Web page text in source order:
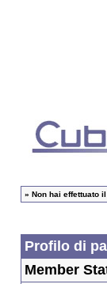
» Non hai effettuato
Profilo di
Member